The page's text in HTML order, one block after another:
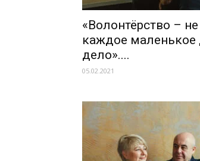
«Волонтёрство –
каждое маленькое
дело»....
05.02.2021